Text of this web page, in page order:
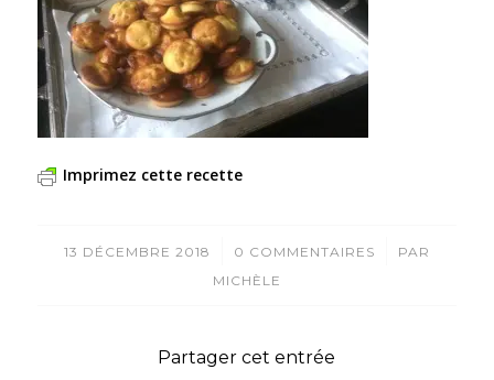
Imprimez cette recette
13 DÉCEMBRE 2018
/ 0 COMMENTAIRES
/
PAR
MICHÈLE
Partager cet entrée